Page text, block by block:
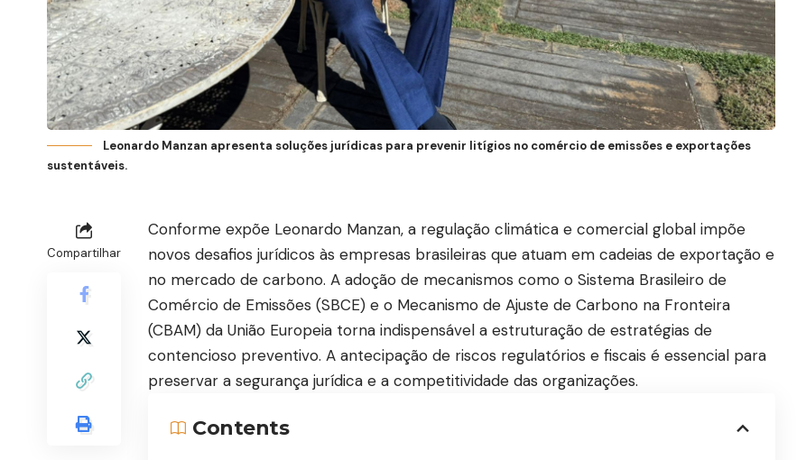
Leonardo Manzan apresenta soluções jurídicas para prevenir litígios no comércio de emissões e exportações
sustentáveis.
Compartilhar
Conforme expõe Leonardo Manzan, a regulação climática e comercial global impõe
novos desafios jurídicos às empresas brasileiras que atuam em cadeias de exportação e
no mercado de carbono. A adoção de mecanismos como o Sistema Brasileiro de
Comércio de Emissões (SBCE) e o Mecanismo de Ajuste de Carbono na Fronteira
(CBAM) da União Europeia torna indispensável a estruturação de estratégias de
contencioso preventivo. A antecipação de riscos regulatórios e fiscais é essencial para
preservar a segurança jurídica e a competitividade das organizações.
Contents